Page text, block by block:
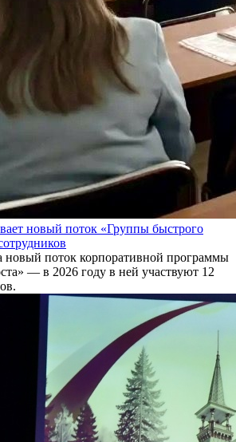
новый поток «Группы быстрого
новый поток корпоративной программы
— в 2026 году в ней участвуют 12